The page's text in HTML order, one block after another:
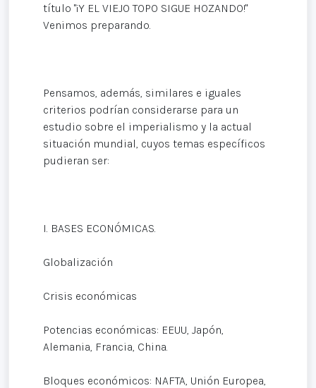
título "¡Y EL VIEJO TOPO SIGUE HOZANDO!"
Venimos preparando.
Pensamos, además, similares e iguales
criterios podrían considerarse para un
estudio sobre el imperialismo y la actual
situación mundial, cuyos temas específicos
pudieran ser:
I. BASES ECONÓMICAS.
Globalización
Crisis económicas
Potencias económicas: EEUU, Japón,
Alemania, Francia, China.
Bloques económicos: NAFTA, Unión Europea,